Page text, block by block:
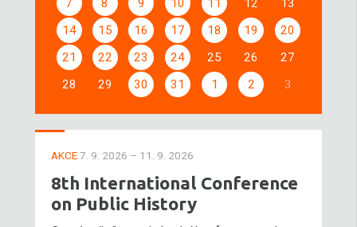
7
8 9 10 11 12
13
14
15 16 17 18 19
20
21
22 23 24 25 26
27
28
29 30 31 1 2 3
AKCE7. 9. 2026 – 11. 9. 2026
8th International Conference
on Public History